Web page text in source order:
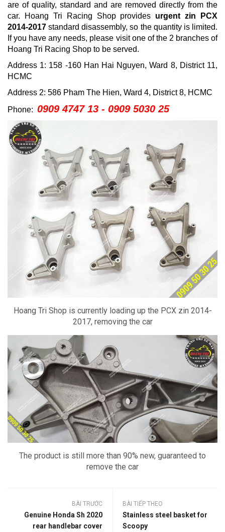
are of quality, standard and are removed directly from the
car.
Hoang Tri Racing Shop provides urgent zin PCX
2014-2017 standard disassembly, so the quantity is limited.
If you have any needs, please visit one of the 2 branches of
Hoang Tri Racing Shop to be served.
Address 1: 158 -160 Han Hai Nguyen, Ward 8, District 11,
HCMC
Address 2: 586 Pham The Hien, Ward 4, District 8, HCMC
Phone: 0909 4747 13 - 0909 5030 25
Hoang Tri Shop is currently loading up the PCX zin 2014-
2017, removing the car
The product is still more than 90% new, guaranteed to
remove the car
BÀI TRƯỚC
Genuine Honda Sh 2020
rear handlebar cover
BÀI TIẾP THEO
Stainless steel basket for
Scoopy